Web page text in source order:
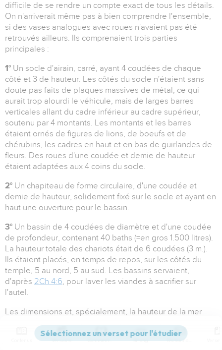
difficile de se rendre un compte exact de tous les détails.
On n'arriverait même pas à bien comprendre l'ensemble,
si des vases analogues avec roues n'avaient pas été
retrouvés ailleurs. Ils comprenaient trois parties
principales :
1° Un socle d'airain, carré, ayant 4 coudées de chaque
côté et 3 de hauteur. Les côtés du socle n'étaient sans
doute pas faits de plaques massives de métal, ce qui
aurait trop alourdi le véhicule, mais de larges barres
verticales allant du cadre inférieur au cadre supérieur,
soutenu par 4 montants. Les montants et les barres
étaient ornés de figures de lions, de boeufs et de
chérubins, les cadres en haut et en bas de guirlandes de
fleurs. Des roues d'une coudée et demie de hauteur
étaient adaptées aux 4 coins du socle.
2° Un chapiteau de forme circulaire, d'une coudée et
demie de hauteur, solidement fixé sur le socle et ayant en
haut une ouverture pour le bassin.
3° Un bassin de 4 coudées de diamètre et d'une coudée
de profondeur, contenant 40 baths (=en gros 1.500 litres).
La hauteur totale des chariots était de 6 coudées (3 m.).
Ils étaient placés, en temps de repos, sur les côtés du
temple, 5 au nord, 5 au sud. Les bassins servaient,
d'après 2Ch 4:6, pour laver les viandes à sacrifier sur
l'autel.
Les dimensions et, spécialement, la hauteur de la mer
extrêmement difficile, s'ils n'avaient été pourvus à leur
Versions Commentaires Strong